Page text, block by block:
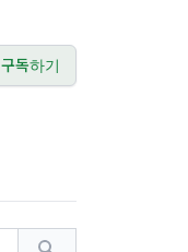
구독하기